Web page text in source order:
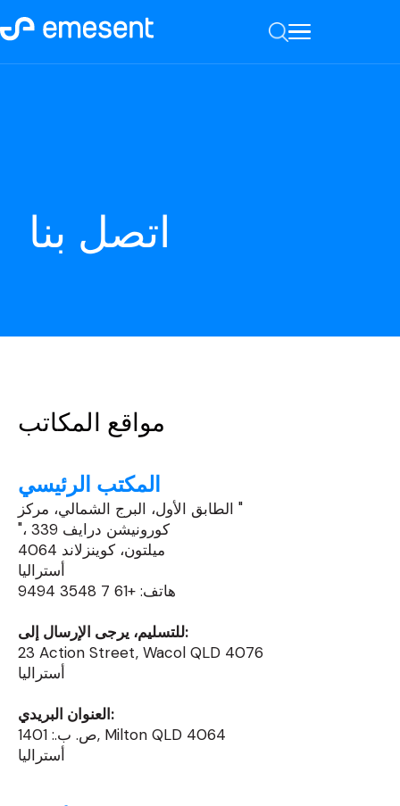
اتصل بنا
مواقع المكاتب
المكتب الرئيسي
الطابق الأول، البرج الشمالي، مركز "
"، 339 كورونيشن درايف
ميلتون، كوينزلاند 4064
أستراليا
هاتف: +61 7 3548 9494
للتسليم، يرجى الإرسال إلى:
23 Action Street, Wacol QLD 4076
أستراليا
العنوان البريدي:
ص. ب.: 1401, Milton QLD 4064
أستراليا